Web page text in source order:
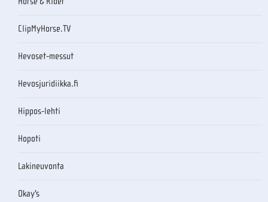
ClipMyHorse.TV
Hevoset-messut
Hevosjuridiikka.fi
Hippos-lehti
Hopoti
Lakineuvonta
Okay's